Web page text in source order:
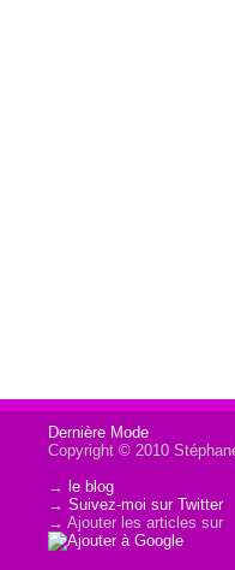
Dernière Mode
Copyright © 2010
→le blog
→Suivez-moi sur Twitter
→ Ajouter les articles sur